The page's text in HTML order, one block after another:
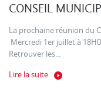
CONSEIL
La prochaine réunion du
Mercredi 1er juillet à
Retrouver les...
Lire la suite